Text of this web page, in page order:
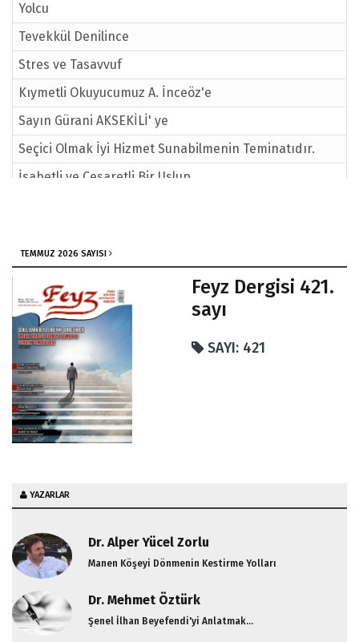
Yolcu
Tevekkül Denilince
Stres ve Tasavvuf
Kıymetli Okuyucumuz A. İnceöz'e
Sayın Gürani AKSEKİLİ' ye
Seçici Olmak İyi Hizmet Sunabilmenin Teminatıdır.
İsabetli ve Cesaretli Bir Uslup
Ayın Mektubu
Fatıma-ı Berdaiye
Sevda-ı Cariye
Nereye
İmam-ı Azam Ebu Hanife Hz.
Dünya Nereye Gidiyor...?
Kibir "Gübürü" Üzerine
TEMMUZ 2026 SAYISI
Feyz Dergisi 421.
sayı
SAYI: 421
YAZARLAR
Dr. Alper Yücel Zorlu
Manen Köşeyi Dönmenin Kestirme Yolları
Dr. Mehmet Öztürk
Şenel İlhan Beyefendi'yi Anlatmak...